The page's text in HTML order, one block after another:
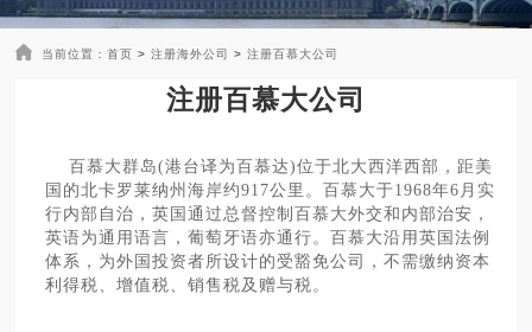
当前位置： 首页 > 注册海外公司 > 注册百慕大公司
注册百慕大公司
百慕大群岛(港台译为百慕达)位于北大西洋西部，距美
国的北卡罗莱纳州海岸约917公里。百慕大于1968年6月实
行内部自治，英国通过总督控制百慕大外交和内部治安，
英语为通用语言，葡萄牙语亦通行。百慕大沿用英国法例
体系，为外国投资者所设计的受豁免公司，不需缴纳资本
利得税、增值税、销售税及赠与税。